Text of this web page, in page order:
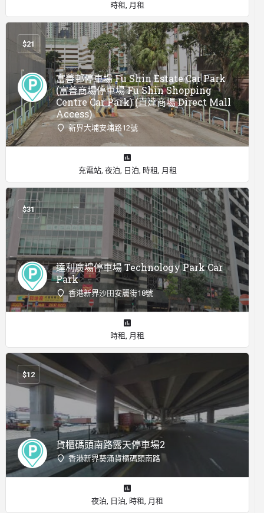
時租, 月租
富善邨停車場 Fu Shin Estate Car Park
(富善商場停車場 Fu Shin Shopping
Centre Car Park) (直達商場 Direct Mall
Access)
新界大埔安埔路12號
$21
充電站, 夜泊, 日泊, 時租, 月租
達利廣場停車場 Technology Park Car
Park
香港新界沙田安麗街18號
$31
時租, 月租
貨櫃碼頭南路露天停車場2
香港新界葵涌貨櫃碼頭南路
$12
夜泊, 日泊, 時租, 月租